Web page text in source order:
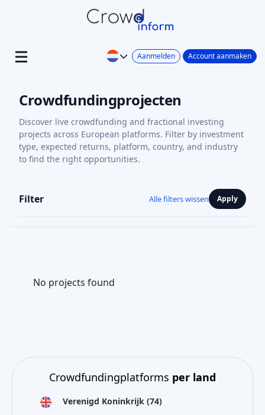
Aanmelden Account aanmaken
Crowdfundingprojecten
Discover live crowdfunding and fractional investing
projects across European platforms. Filter by investment
type, expected returns, platform, country, and industry
to find the right opportunities.
Filter Alle filters wissen Apply
No projects found
Crowdfundingplatforms per land
Verenigd Koninkrijk (74)